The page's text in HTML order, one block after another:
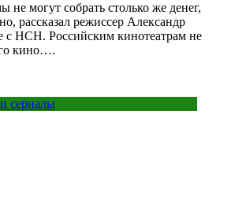
могут собрать столько же денег,
рассказал режиссер Александр
с НСН. Российским кинотеатрам не
кино….
сериалы